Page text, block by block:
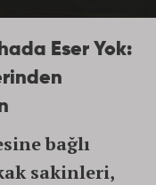
Eser Yok:
bağlı
sakinleri,